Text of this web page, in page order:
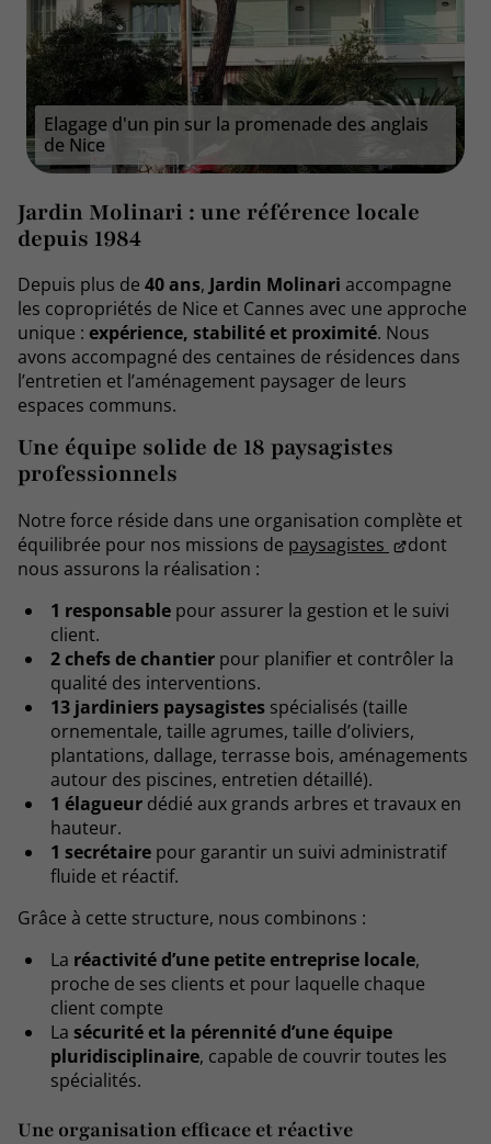
Elagage d'un pin sur la promenade des anglais
de Nice
Jardin Molinari : une référence locale
depuis 1984
Depuis plus de 40 ans, Jardin Molinari accompagne
les copropriétés de Nice et Cannes avec une approche
unique : expérience, stabilité et proximité. Nous
avons accompagné des centaines de résidences dans
l’entretien et l’aménagement paysager de leurs
espaces communs.
Une équipe solide de 18 paysagistes
professionnels
Notre force réside dans une organisation complète et
équilibrée pour nos missions de paysagistes
dont
nous assurons la réalisation :
1 responsablepour assurer la gestion et le suivi
client.
2 chefs de chantierpour planifier et contrôler la
qualité des interventions.
13 jardiniers paysagistesspécialisés (taille
ornementale, taille agrumes, taille d’oliviers,
plantations, dallage, terrasse bois, aménagements
autour des piscines, entretien détaillé).
1 élagueurdédié aux grands arbres et travaux en
hauteur.
1 secrétairepour garantir un suivi administratif
fluide et réactif.
Grâce à cette structure, nous combinons :
La réactivité d’une petite entreprise locale,
proche de ses clients et pour laquelle chaque
client compte
La sécurité et la pérennité d’une équipe
pluridisciplinaire, capable de couvrir toutes les
spécialités.
Une organisation efficace et réactive